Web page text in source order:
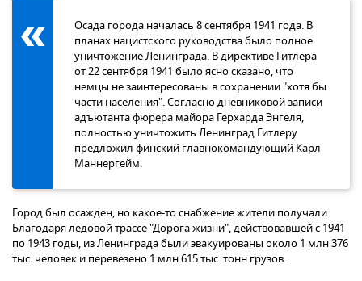
Осада города началась 8 сентября 1941 года. В
планах нацистского руководства было полное
уничтожение Ленинграда. В директиве Гитлера
от 22 сентября 1941 было ясно сказано, что
немцы не заинтересованы в сохранении "хотя бы
части населения". Согласно дневниковой записи
адъютанта фюрера майора Герхарда Энгеля,
полностью уничтожить Ленинград Гитлеру
предложил финский главнокомандующий Карл
Маннергейм.
Город был осажден, но какое-то снабжение жители получали.
Благодаря ледовой трассе "Дорога жизни", действовавшей с 1941
по 1943 годы, из Ленинграда были эвакуированы около 1 млн 376
тыс. человек и перевезено 1 млн 615 тыс. тонн грузов.